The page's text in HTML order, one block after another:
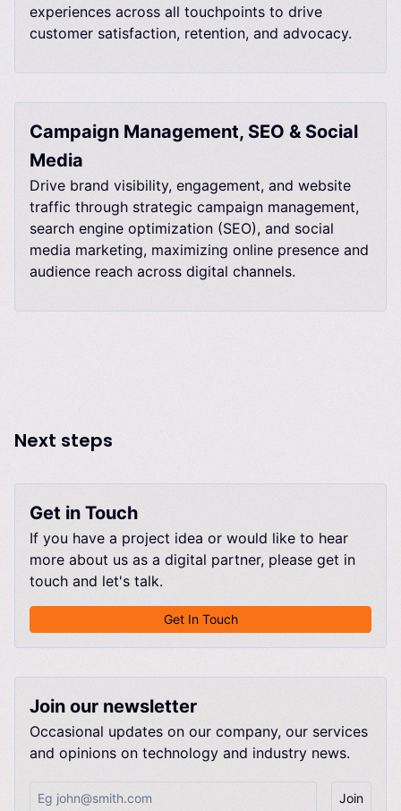
experiences across all touchpoints to drive
customer satisfaction, retention, and advocacy.​​​​‌ ‍ ​‍​‍‌‍ ‌ ​‍‌‍‍‌‌‍‌ ‌‍‍‌‌‍ ‍​‍​‍​ ‍‍​‍​‍‌ ​ ‌‍​‌‌‍ ‍‌‍‍‌‌ ‌​‌ ‍‌​‍ ‍‌‍‍‌‌‍ ​‍​‍​‍ ​​‍​‍‌‍‍​‌ ​‍‌‍‌‌‌‍‌‍​‍​‍​ ‍‍​‍​‍‌‍‍​‌ ‌​‌ ‌​‌ ​​‌ ​ ​ ‍‍​‍ ​‍ ‌‍​‌‌ ​​‌ ​​‌ ​ ‌‍ ‌‍ ​‌ ‌‌‌ ‌​‌‍‌‌‌‍ ​‌ ‍‌​‍ ‌‌‍‌​‌‍‌‌‌ ‌‍​‍ ‍‌ ​ ‌‍​‌‌‍ ‍‌‍‍‌‌ ‌​‌ ‍‌​‍ ‍‌ ​ ‌ ‌​‌ ‌‌‌‍‌​‌‍‍‌‌‍ ​‍ ‌‍‍‌‌‍ ‍‌ ‌​‌‍‌‌‌‍ ‍‌ ‌​​‍ ‌‍‌‌‌‍‌​‌‍‍‌‌ ‌​​‍ ‌‍ ‌‌‍ ‌‍‌​‌‍‌‌​ ‌‌ ​​‌ ​‍‌‍‌‌‌ ​ ‌‍‌‌‌‍ ‍‌ ‌​‌‍​‌‌ ‌​‌‍‍‌‌‍ ‌‍ ‍​ ‍ ‌‍‍‌‌‍‌​​ ‌​ ‌ ‌‍‌‍‌‍​‍​ ​‍‌‍​‍​ ‍‌‌‍‌​​ ‌​​‍ ‌​ ​​‌‍​‌​ ‌‌​ ​​​‍ ‌​ ‌​‌‍‌‌‌‍‌‍‌‍‌‍​‍ ‌‌‍​‌​ ‍‌​ ​‌‌‍‌‌​‍ ‌‌‍​‍​ ‌ ‌‍‌‌​ ‌ ‌‍​‍​ ​‌​ ‌‌‌‍​‍‌‍​ ​ ‍​​ ‌ ​ ​‍​ ‍ ‌ ‌​‌ ‍‌‌ ​​‌‍‌‌​ ‌‌ ​ ‌‍‌‌‌ ​‍‌ ‌‍‌‍‍‌‌‍​ ‌‍‌‌‌ ​ ​ ‍ ‌ ​​‌‍​‌‌ ‌​‌‍‍​​ ‌‌ ​ ‌ ‌‌‌‍ ‌‌‍ ‌‌‍​‌‌ ​‍‌ ‍‌​ ‌‍​‍‌‍​‌‌ ​ ‌‍‌‌‌‌‌‌‌ ​‍‌‍ ​​ ‌‌‍‍​‌ ‌​‌ ‌​‌ ​​‌ ​ ​‍‌‌​ ​ ‌​​‌​‍‌‌​ ​‍‌​‌‍​‍‌‌​ ​‍‌​‌‍‌‍​‌‌ ​​‌ ​​‌ ​ ‌‍ ‌‍ ​‌ ‌‌‌ ‌​‌‍‌‌‌‍ ​‌ ‍‌​‍ ‌‌‍‌​‌‍‌‌‌ ‌‍​‍ ‍‌ ​ ‌‍​‌‌‍ ‍‌‍‍‌‌ ‌​‌ ‍‌​‍ ‍‌ ​ ‌ ‌​‌ ‌‌‌‍‌​‌‍‍‌‌‍ ​‍‌‍‌‍‍‌‌‍‌​​ ‌​ ‌ ‌‍‌‍‌‍​‍​ ​‍‌‍​‍​ ‍‌‌‍‌​​ ‌​​‍ ‌​ ​​‌‍​‌​ ‌‌​ ​​​‍ ‌​ ‌​‌‍‌‌‌‍‌‍‌‍‌‍​‍ ‌‌‍​‌​ ‍‌​ ​‌‌‍‌‌​‍ ‌‌‍​‍​ ‌ ‌‍‌‌​ ‌ ‌‍​‍​ ​‌​ ‌‌‌‍​‍‌‍​ ​ ‍​​ ‌ ​ ​‍​‍‌‍‌ ‌​‌ ‍‌‌ ​​‌‍‌‌​ ‌‌ ​ ‌‍‌‌‌ ​‍‌ ‌‍‌‍‍‌‌‍​ ‌‍‌‌‌ ​ ​‍‌‍‌ ​​‌‍​‌‌ ‌​‌‍‍​​ ‌‌ ​ ‌ ‌‌‌‍ ‌‌‍ ‌‌‍​‌‌ ​‍‌ ‍‌​‍​‍‌ ‌
Campaign Management, SEO & Social
Media​​​​‌ ‍ ​‍​‍‌‍ ‌ ​‍‌‍‍‌‌‍‌ ‌‍‍‌‌‍ ‍​‍​‍​ ‍‍​‍​‍‌ ​ ‌‍​‌‌‍ ‍‌‍‍‌‌ ‌​‌ ‍‌​‍ ‍‌‍‍‌‌‍ ​‍​‍​‍ ​​‍​‍‌‍‍​‌ ​‍‌‍‌‌‌‍‌‍​‍​‍​ ‍‍​‍​‍‌‍‍​‌ ‌​‌ ‌​‌ ​​‌ ​ ​ ‍‍​‍ ​‍ ‌‍​‌‌ ​​‌ ​​‌ ​ ‌‍ ‌‍ ​‌ ‌‌‌ ‌​‌‍‌‌‌‍ ​‌ ‍‌​‍ ‌‌‍‌​‌‍‌‌‌ ‌‍​‍ ‍‌ ​ ‌‍​‌‌‍ ‍‌‍‍‌‌ ‌​‌ ‍‌​‍ ‍‌ ​ ‌ ‌​‌ ‌‌‌‍‌​‌‍‍‌‌‍ ​‍ ‌‍‍‌‌‍ ‍‌ ‌​‌‍‌‌‌‍ ‍‌ ‌​​‍ ‌‍‌‌‌‍‌​‌‍‍‌‌ ‌​​‍ ‌‍ ‌‌‍ ‌‍‌​‌‍‌‌​ ‌‌ ​​‌ ​‍‌‍‌‌‌ ​ ‌‍‌‌‌‍ ‍‌ ‌​‌‍​‌‌ ‌​‌‍‍‌‌‍ ‌‍ ‍​ ‍ ‌‍‍‌‌‍‌​​ ‌​ ‌ ‌‍​ ​ ‌ ​ ‌​​ ‍​​ ‌ ​ ​‍‌‍​‍​‍ ‌‌‍‌‌​ ‍‌​ ​‍​ ‍​​‍ ‌​ ‌​‌‍‌‌‌‍​‍​ ​ ​‍ ‌‌‍​‍​ ​‍‌‍‌‍​ ‌ ​‍ ‌​ ​‌‌‍​ ​ ‌ ​ ​ ​ ‍‌‌‍‌‌​ ​‌‌‍​‍​ ‌‌​ ‌‍​ ‌‍​ ​‌​ ‍ ‌ ‌​‌ ‍‌‌ ​​‌‍‌‌​ ‌‌ ​ ‌‍‌‌‌ ​‍‌ ‌‍‌‍‍‌‌‍​ ‌‍‌‌‌ ​ ​ ‍ ‌ ​​‌‍​‌‌ ‌​‌‍‍​​ ‌‌ ‌​‌‍‍‌‌ ‌​‌‍ ​‌‍‌‌​ ‌‍​‍‌‍​‌‌ ​ ‌‍‌‌‌‌‌‌‌ ​‍‌‍ ​​ ‌‌‍‍​‌ ‌​‌ ‌​‌ ​​‌ ​ ​‍‌‌​ ​ ‌​​‌​‍‌‌​ ​‍‌​‌‍​‍‌‌​ ​‍‌​‌‍‌‍​‌‌ ​​‌ ​​‌ ​ ‌‍ ‌‍ ​‌ ‌‌‌ ‌​‌‍‌‌‌‍ ​‌ ‍‌​‍ ‌‌‍‌​‌‍‌‌‌ ‌‍​‍ ‍‌ ​ ‌‍​‌‌‍ ‍‌‍‍‌‌ ‌​‌ ‍‌​‍ ‍‌ ​ ‌ ‌​‌ ‌‌‌‍‌​‌‍‍‌‌‍ ​‍‌‍‌‍‍‌‌‍‌​​ ‌​ ‌ ‌‍​ ​ ‌ ​ ‌​​ ‍​​ ‌ ​ ​‍‌‍​‍​‍ ‌‌‍‌‌​ ‍‌​ ​‍​ ‍​​‍ ‌​ ‌​‌‍‌‌‌‍​‍​ ​ ​‍ ‌‌‍​‍​ ​‍‌‍‌‍​ ‌ ​‍ ‌​ ​‌‌‍​ ​ ‌ ​ ​ ​ ‍‌‌‍‌‌​ ​‌‌‍​‍​ ‌‌​ ‌‍​ ‌‍​ ​‌​‍‌‍‌ ‌​‌ ‍‌‌ ​​‌‍‌‌​ ‌‌ ​ ‌‍‌‌‌ ​‍‌ ‌‍‌‍‍‌‌‍​ ‌‍‌‌‌ ​ ​‍‌‍‌ ​​‌‍​‌‌ ‌​‌‍‍​​ ‌‌ ‌​‌‍‍‌‌ ‌​‌‍ ​‌‍‌‌​‍​‍‌ ‌
Drive brand visibility, engagement, and website
traffic through strategic campaign management,
search engine optimization (SEO), and social
media marketing, maximizing online presence and
audience reach across digital channels.​​​​‌ ‍ ​‍​‍‌‍ ‌ ​‍‌‍‍‌‌‍‌ ‌‍‍‌‌‍ ‍​‍​‍​ ‍‍​‍​‍‌ ​ ‌‍​‌‌‍ ‍‌‍‍‌‌ ‌​‌ ‍‌​‍ ‍‌‍‍‌‌‍ ​‍​‍​‍ ​​‍​‍‌‍‍​‌ ​‍‌‍‌‌‌‍‌‍​‍​‍​ ‍‍​‍​‍‌‍‍​‌ ‌​‌ ‌​‌ ​​‌ ​ ​ ‍‍​‍ ​‍ ‌‍​‌‌ ​​‌ ​​‌ ​ ‌‍ ‌‍ ​‌ ‌‌‌ ‌​‌‍‌‌‌‍ ​‌ ‍‌​‍ ‌‌‍‌​‌‍‌‌‌ ‌‍​‍ ‍‌ ​ ‌‍​‌‌‍ ‍‌‍‍‌‌ ‌​‌ ‍‌​‍ ‍‌ ​ ‌ ‌​‌ ‌‌‌‍‌​‌‍‍‌‌‍ ​‍ ‌‍‍‌‌‍ ‍‌ ‌​‌‍‌‌‌‍ ‍‌ ‌​​‍ ‌‍‌‌‌‍‌​‌‍‍‌‌ ‌​​‍ ‌‍ ‌‌‍ ‌‍‌​‌‍‌‌​ ‌‌ ​​‌ ​‍‌‍‌‌‌ ​ ‌‍‌‌‌‍ ‍‌ ‌​‌‍​‌‌ ‌​‌‍‍‌‌‍ ‌‍ ‍​ ‍ ‌‍‍‌‌‍‌​​ ‌​ ‌ ‌‍​ ​ ‌ ​ ‌​​ ‍​​ ‌ ​ ​‍‌‍​‍​‍ ‌‌‍‌‌​ ‍‌​ ​‍​ ‍​​‍ ‌​ ‌​‌‍‌‌‌‍​‍​ ​ ​‍ ‌‌‍​‍​ ​‍‌‍‌‍​ ‌ ​‍ ‌​ ​‌‌‍​ ​ ‌ ​ ​ ​ ‍‌‌‍‌‌​ ​‌‌‍​‍​ ‌‌​ ‌‍​ ‌‍​ ​‌​ ‍ ‌ ‌​‌ ‍‌‌ ​​‌‍‌‌​ ‌‌ ​ ‌‍‌‌‌ ​‍‌ ‌‍‌‍‍‌‌‍​ ‌‍‌‌‌ ​ ​ ‍ ‌ ​​‌‍​‌‌ ‌​‌‍‍​​ ‌‌ ​ ‌ ‌‌‌‍ ‌‌‍ ‌‌‍​‌‌ ​‍‌ ‍‌​ ‌‍​‍‌‍​‌‌ ​ ‌‍‌‌‌‌‌‌‌ ​‍‌‍ ​​ ‌‌‍‍​‌ ‌​‌ ‌​‌ ​​‌ ​ ​‍‌‌​ ​ ‌​​‌​‍‌‌​ ​‍‌​‌‍​‍‌‌​ ​‍‌​‌‍‌‍​‌‌ ​​‌ ​​‌ ​ ‌‍ ‌‍ ​‌ ‌‌‌ ‌​‌‍‌‌‌‍ ​‌ ‍‌​‍ ‌‌‍‌​‌‍‌‌‌ ‌‍​‍ ‍‌ ​ ‌‍​‌‌‍ ‍‌‍‍‌‌ ‌​‌ ‍‌​‍ ‍‌ ​ ‌ ‌​‌ ‌‌‌‍‌​‌‍‍‌‌‍ ​‍‌‍‌‍‍‌‌‍‌​​ ‌​ ‌ ‌‍​ ​ ‌ ​ ‌​​ ‍​​ ‌ ​ ​‍‌‍​‍​‍ ‌‌‍‌‌​ ‍‌​ ​‍​ ‍​​‍ ‌​ ‌​‌‍‌‌‌‍​‍​ ​ ​‍ ‌‌‍​‍​ ​‍‌‍‌‍​ ‌ ​‍ ‌​ ​‌‌‍​ ​ ‌ ​ ​ ​ ‍‌‌‍‌‌​ ​‌‌‍​‍​ ‌‌​ ‌‍​ ‌‍​ ​‌​‍‌‍‌ ‌​‌ ‍‌‌ ​​‌‍‌‌​ ‌‌ ​ ‌‍‌‌‌ ​‍‌ ‌‍‌‍‍‌‌‍​ ‌‍‌‌‌ ​ ​‍‌‍‌ ​​‌‍​‌‌ ‌​‌‍‍​​ ‌‌ ​ ‌ ‌‌‌‍ ‌‌‍ ‌‌‍​‌‌ ​‍‌ ‍‌​‍​‍‌ ‌
Next steps
Get in Touch
If you have a project idea or would like to hear
more about us as a digital partner, please get in
touch and let's talk.
Get In Touch
Join our newsletter
Occasional updates on our company, our services
and opinions on technology and industry news.
Join